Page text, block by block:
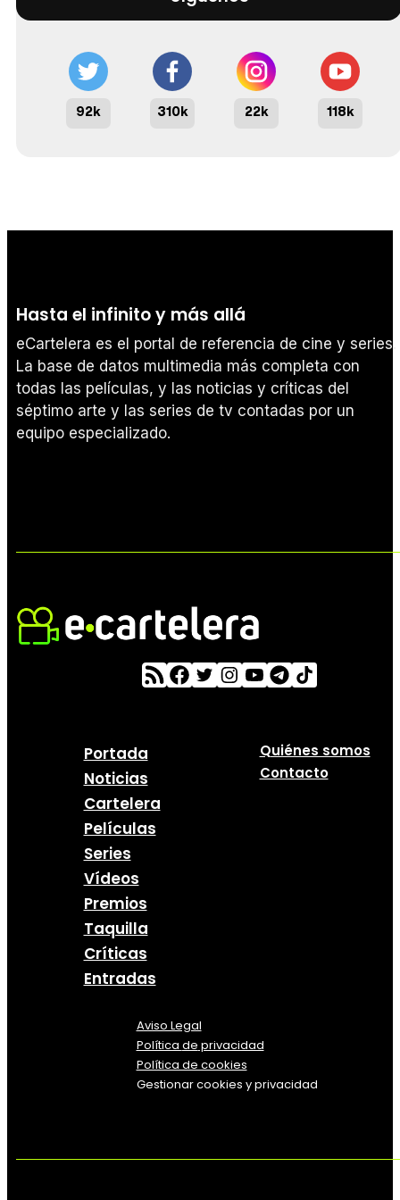
92k 310k 22k 118k
Hasta el infinito y más allá
eCartelera es el portal de referencia de cine y series.
La base de datos multimedia más completa con
todas las películas, y las noticias y críticas del
séptimo arte y las series de tv contadas por un
equipo especializado.
Portada
Noticias
Cartelera
Películas
Series
Vídeos
Premios
Taquilla
Críticas
Entradas
Quiénes somos
Contacto
Aviso Legal
Política de privacidad
Política de cookies
Gestionar cookies y privacidad